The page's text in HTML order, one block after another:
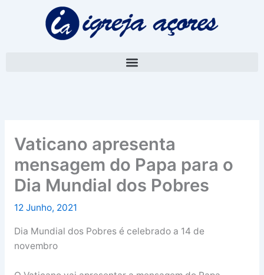
Vaticano apresenta
mensagem do Papa para o
Dia Mundial dos Pobres
12 Junho, 2021
Dia Mundial dos Pobres é celebrado a 14 de
novembro